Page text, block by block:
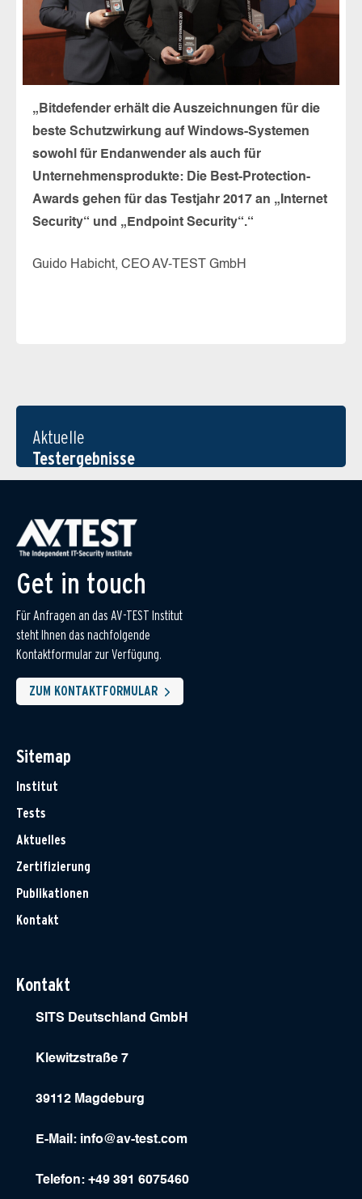
„Bitdefender erhält die Auszeichnungen für die
beste Schutzwirkung auf Windows-Systemen
sowohl für Endanwender als auch für
Unternehmensprodukte: Die Best-Protection-
Awards gehen für das Testjahr 2017 an „Internet
Security“ und „Endpoint Security“.“
Guido Habicht, CEO AV-TEST GmbH
Aktuelle
Testergebnisse
Get in touch
Für Anfragen an das AV-TEST Institut
steht Ihnen das nachfolgende
Kontaktformular zur Verfügung.
ZUM KONTAKTFORMULAR
Sitemap
Institut
Tests
Aktuelles
Zertifizierung
Publikationen
Kontakt
Kontakt
SITS Deutschland GmbH
Klewitzstraße 7
39112 Magdeburg
E-Mail: info@av-test.com
Telefon: +49 391 6075460